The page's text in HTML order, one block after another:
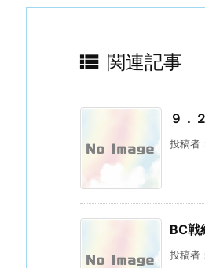
 関連記事
９．
投稿者
BC戦
投稿者